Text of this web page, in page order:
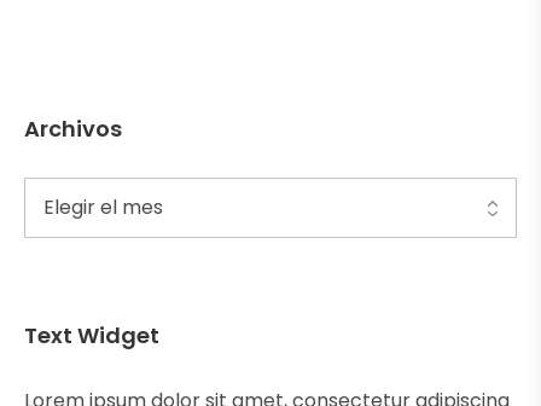
Archivos
Text Widget
Lorem ipsum dolor sit amet, consectetur adipiscing